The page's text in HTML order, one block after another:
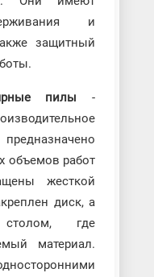
и
защитный
пилы -
объемов работ
жесткой
диск, а
где
материал.